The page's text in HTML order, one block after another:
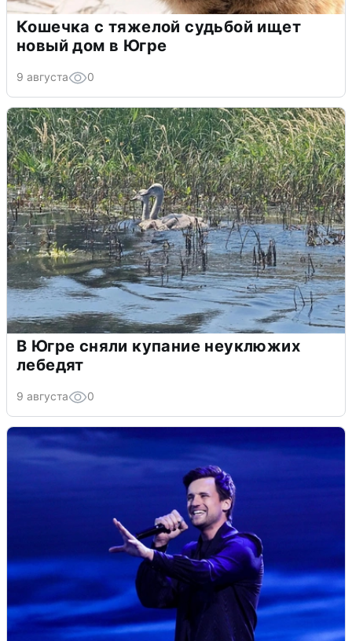
Кошечка с тяжелой судьбой ищет
новый дом в Югре
9 августа 0
В Югре сняли купание неуклюжих
лебедят
9 августа 0